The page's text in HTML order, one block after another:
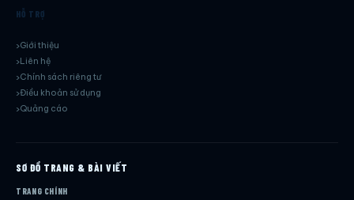
HỖ TRỢ
Giới thiệu
Liên hệ
Chính sách riêng tư
Điều khoản sử dụng
Quảng cáo
SƠ ĐỒ TRANG & BÀI VIẾT
TRANG CHÍNH